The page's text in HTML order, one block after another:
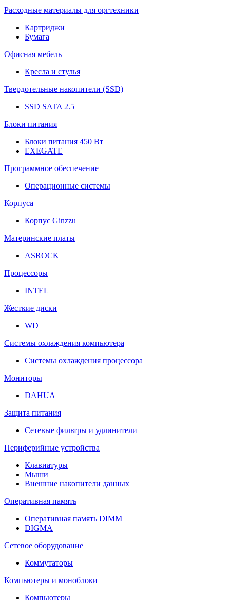
Расходные материалы для оргтехники
Картриджи
Бумага
Офисная мебель
Кресла и стулья
Твердотельные накопители (SSD)
SSD SATA 2.5
Блоки питания
Блоки питания 450 Вт
EXEGATE
Программное обеспечение
Операционные системы
Корпуса
Корпус Ginzzu
Материнские платы
ASROCK
Процессоры
INTEL
Жесткие диски
WD
Системы охлаждения компьютера
Системы охлаждения процессора
Мониторы
DAHUA
Защита питания
Сетевые фильтры и удлинители
Периферийные устройства
Клавиатуры
Мыши
Внешние накопители данных
Оперативная память
Оперативная память DIMM
DIGMA
Сетевое оборудование
Коммутаторы
Компьютеры и моноблоки
Компьютеры